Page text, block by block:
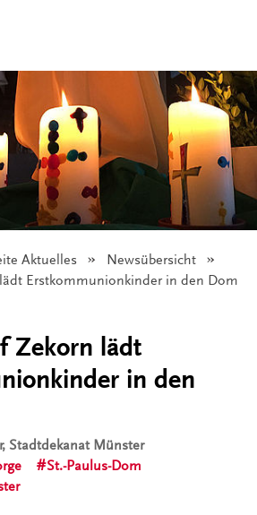
Aktuelles
Newsübersicht
Erstkommunionkinder in den Dom
Zekorn lädt
in den
, Stadtdekanat Münster
St.-Paulus-Dom